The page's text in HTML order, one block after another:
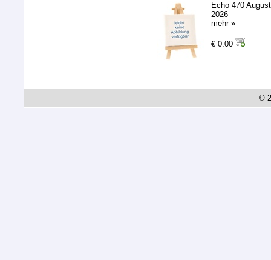
Echo 470 August
2026
mehr»
€ 0.00
©